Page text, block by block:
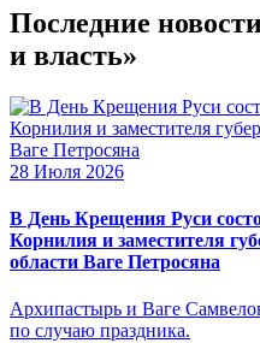
Последние
и власть»
28 Июля 2026
В День Крещения Руси
Корнилия и заместителя
области Ваге Петросяна
Архипастырь и Ваге
по случаю праздника.